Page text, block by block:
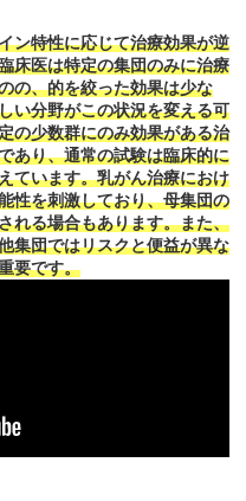
ン特性に応じて治療効果が逆
床医は特定の集団のみに治療
の、的を絞った効果は少な
い分野がこの状況を変える可
の少数群にのみ効果がある治
あり、通常の試験は臨床的に
ています。乳がん治療におけ
性を刺激しており、母集団の
れる場合もあります。また、
集団ではリスクと便益が異な
要です。